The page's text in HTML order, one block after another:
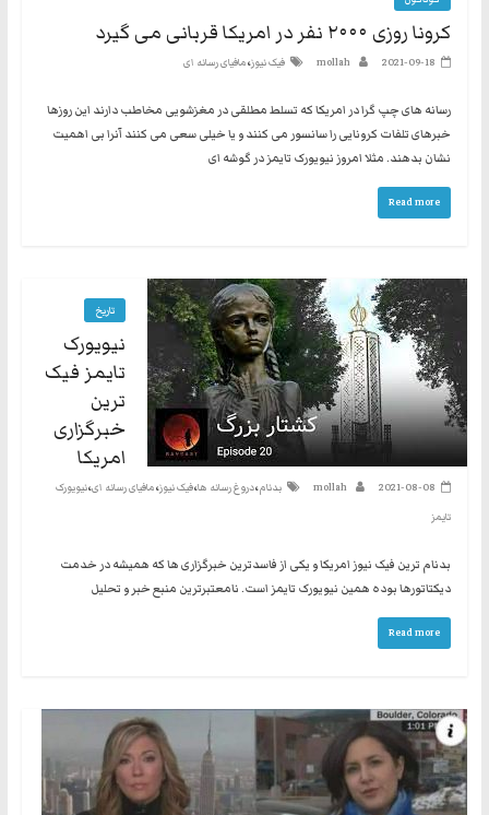
کرونا روزی ۲۰۰۰ نفر در امریکا قربانی می گیرد
2021-09-18
mollah فیک نیوز،مافیای رسانه ای
رسانه های چپ گرا در امریکا که تسلط مطلقی در مغزشویی مخاطب دارند این روزها
خبرهای تلفات کرونایی را سانسور می کنند و یا خیلی سعی می کنند آنرا بی اهمیت
نشان بدهند. مثلا امروز نیویورک تایمز در گوشه ای
Read more
تاریخ
نیویورک
تایمز فیک
ترین
خبرگزاری
امریکا
2021-08-08
mollah بدنام،دروغ رسانه ها،فیک نیوز،مافیای رسانه ای،نیویورک
تایمز
بدنام ترین فیک نیوز امریکا و یکی از فاسدترین خبرگزاری ها که همیشه در خدمت
دیکتاتورها بوده همین نیویورک تایمز است. نامعتبرترین منبع خبر و تحلیل
Read more